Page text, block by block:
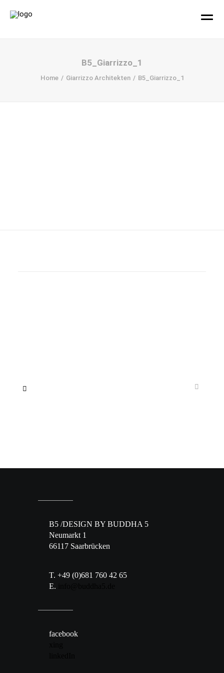
Büro
hallo!
B5_Giarrizzo_1
Home Giarrizzo Architekten B5_Giarrizzo_1
B5 /DESIGN BY BUDDHA 5
Neumarkt 1
66117 Saarbrücken
T. +49 (0)681 760 42 65
E.
facebook